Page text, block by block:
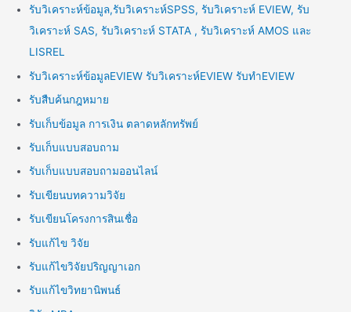
รับวิเคราะห์ข้อมูล,รับวิเคราะห์SPSS, รับวิเคราะห์ EVIEW, รับ
วิเคราะห์ SAS, รับวิเคราะห์ STATA , รับวิเคราะห์ AMOS และ
LISREL
รับวิเคราะห์ข้อมูลEVIEW รับวิเคราะห์EVIEW รับทำEVIEW
รับสืบค้นกฎหมาย
รับเก็บข้อมูล การเงิน ตลาดหลักทรัพย์
รับเก็บแบบสอบถาม
รับเก็บแบบสอบถามออนไลน์
รับเขียนบทความวิจัย
รับเขียนโครงการสินเชื่อ
รับแก้ไข วิจัย
รับแก้ไขวิจัยปริญญาเอก
รับแก้ไขวิทยานิพนธ์